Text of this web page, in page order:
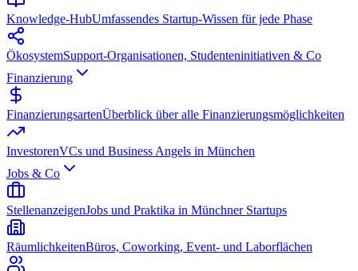
Knowledge-HubUmfassendes Startup-Wissen für jede Phase
ÖkosystemSupport-Organisationen, Studenteninitiativen & Co
Finanzierung
FinanzierungsartenÜberblick über alle Finanzierungsmöglichkeiten
InvestorenVCs und Business Angels in München
Jobs & Co
StellenanzeigenJobs und Praktika in Münchner Startups
RäumlichkeitenBüros, Coworking, Event- und Laborflächen